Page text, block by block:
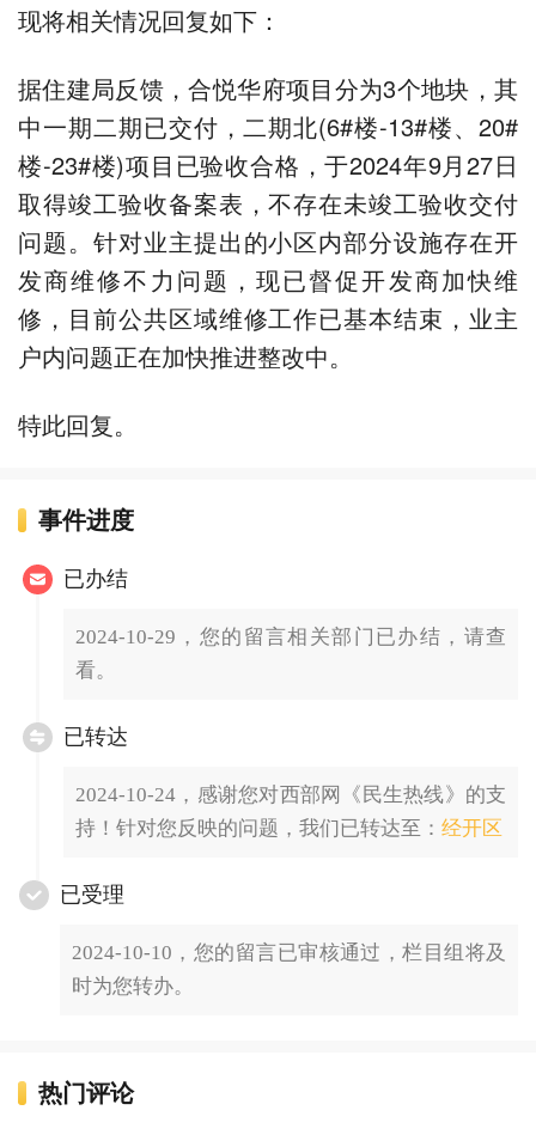
现将相关情况回复如下：
据住建局反馈，合悦华府项目分为3个地块，其
中一期二期已交付，二期北(6#楼-13#楼、20#
楼-23#楼)项目已验收合格，于2024年9月27日
取得竣工验收备案表，不存在未竣工验收交付
问题。针对业主提出的小区内部分设施存在开
发商维修不力问题，现已督促开发商加快维
修，目前公共区域维修工作已基本结束，业主
户内问题正在加快推进整改中。
特此回复。
事件进度
已办结
2024-10-29，您的留言相关部门已办结，请查
看。
已转达
2024-10-24，感谢您对西部网《民生热线》的支
持！针对您反映的问题，我们已转达至： 经开区
已受理
2024-10-10，您的留言已审核通过，栏目组将及
时为您转办。
热门评论